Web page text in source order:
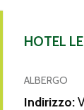
HOTEL
ALBERGO
Indirizzo: